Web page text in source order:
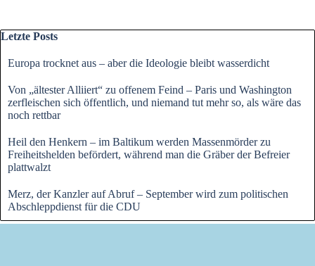
Block überspringen Letzte Posts
Letzte Posts
Europa trocknet aus – aber die Ideologie bleibt wasserdicht
Von „ältester Alliiert“ zu offenem Feind – Paris und Washington
zerfleischen sich öffentlich, und niemand tut mehr so, als wäre das
noch rettbar
Heil den Henkern – im Baltikum werden Massenmörder zu
Freiheitshelden befördert, während man die Gräber der Befreier
plattwalzt
Merz, der Kanzler auf Abruf – September wird zum politischen
Abschleppdienst für die CDU